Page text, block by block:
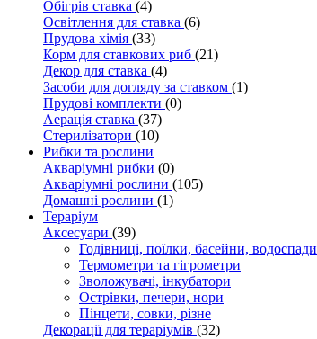
Обігрів ставка (4)
Освітлення для ставка (6)
Прудова хімія (33)
Корм для ставкових риб (21)
Декор для ставка (4)
Засоби для догляду за ставком (1)
Прудові комплекти (0)
Аерація ставка (37)
Стерилізатори (10)
Рибки та рослини
Акваріумні рибки (0)
Акваріумні рослини (105)
Домашні рослини (1)
Тераріум
Аксесуари (39)
Годівниці, поїлки, басейни, водоспади
Термометри та гігрометри
Зволожувачі, інкубатори
Острівки, печери, нори
Пінцети, совки, різне
Декорації для тераріумів (32)